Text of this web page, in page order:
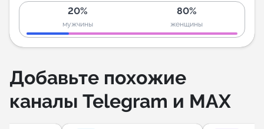
20%
мужчины
80%
женщины
Добавьте похожие
каналы Telegram и MAX